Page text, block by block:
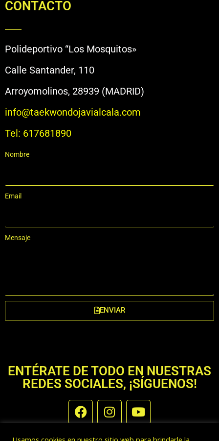
CONTACTO
Polideportivo “Los Mosquitos»
Calle Santander, 110
Arroyomolinos, 28939 (MADRID)
info@taekwondojavialcala.com
Tel: 617681890
Nombre
Email
Mensaje
ENVIAR
ENTÉRATE DE TODO EN NUESTRAS
REDES SOCIALES, ¡SÍGUENOS!